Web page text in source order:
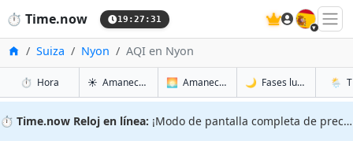
⏱️ Time.now 19:27:32 🇪🇸
InicioSuiza Nyon AQI en Nyon
⏱️ Horaen Nyon☀️ Amanecer y atardecer en Nyon
🌅 Amanecer y atardecer mañana en
🌙 Fases lunares en🌦️
⏱️ Time.now Reloj en línea: ¡Modo de pantalla completa de precisión!